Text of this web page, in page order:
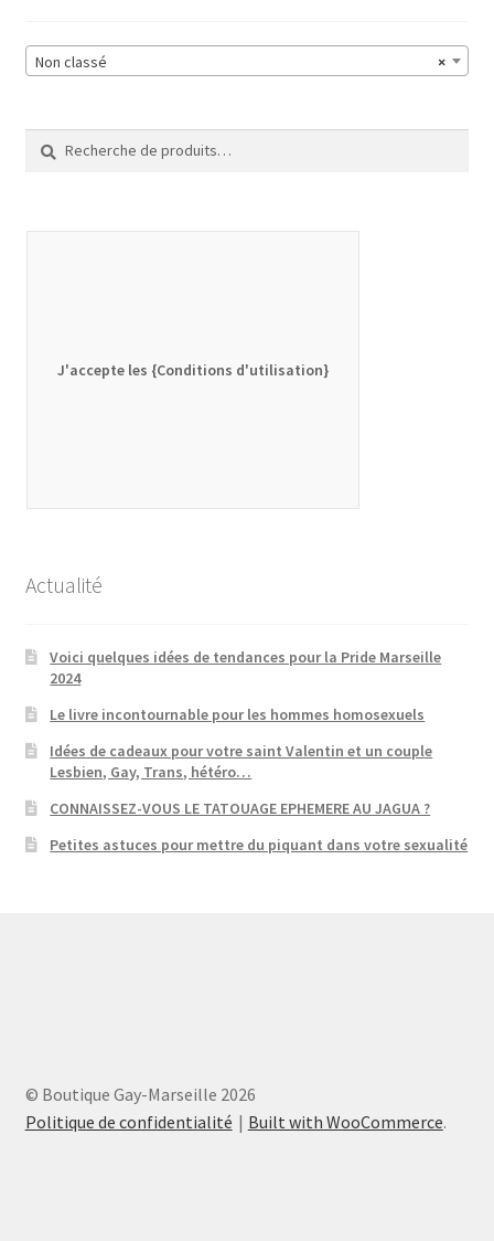
×
Non classé
pour :
J'accepte les {Conditions d'utilisation}
Actualité
Voici quelques idées de tendances pour la Pride Marseille
2024
Le livre incontournable pour les hommes homosexuels
Idées de cadeaux pour votre saint Valentin et un couple
Lesbien, Gay, Trans, hétéro…
CONNAISSEZ-VOUS LE TATOUAGE EPHEMERE AU JAGUA ?
Petites astuces pour mettre du piquant dans votre sexualité
© Boutique Gay-Marseille 2026
Politique de confidentialité
Built with WooCommerce.